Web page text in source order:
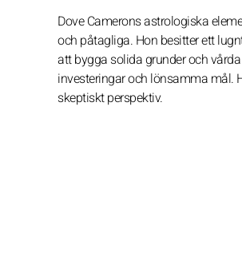
Dove Camerons astrologiska
och påtagliga. Hon besitter ett
att bygga solida grunder och
investeringar och lönsamma mål.
skeptiskt perspektiv.